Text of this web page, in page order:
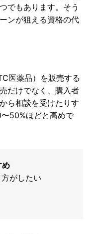
でもあります。そう
ンが狙える資格の代
医薬品）を販売する
だけでなく、購入者
ら相談を受けたりす
50%ほどと高めで
め
がしたい